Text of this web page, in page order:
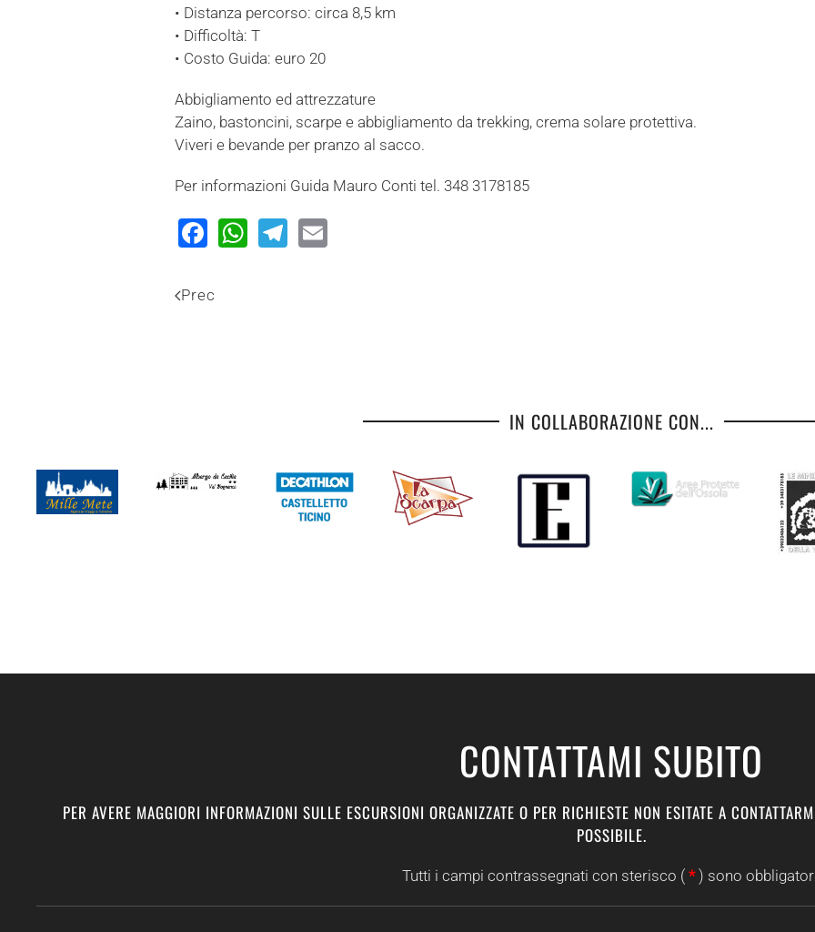
• Distanza percorso: circa 8,5 km
• Difficoltà: T
• Costo Guida: euro 20
Abbigliamento ed attrezzature
Zaino, bastoncini, scarpe e abbigliamento da trekking, crema solare protettiva.
Viveri e bevande per pranzo al sacco.
Per informazioni Guida Mauro Conti tel. 348 3178185
Facebook
WhatsApp
Telegram
Prec
IN COLLABORAZIONE CON...
CONTATTAMI SUBITO
PER AVERE MAGGIORI INFORMAZIONI SULLE ESCURSIONI ORGANIZZATE O PER RICHIESTE NON ESITATE A
POSSIBILE.
Tutti i campi contrassegnati con sterisco ( *) sono